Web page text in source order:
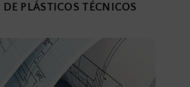
PLÁSTICOS TÉCNICOS